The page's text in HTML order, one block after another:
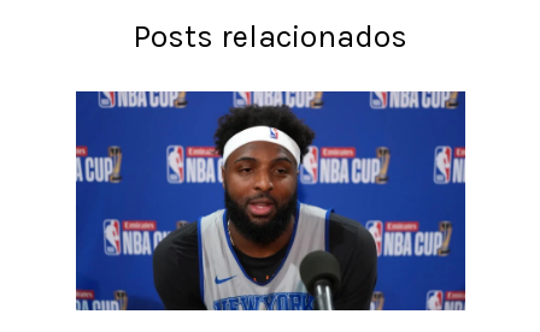
Posts relacionados